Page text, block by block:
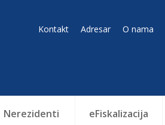
Kontakt Adresar O nama
Nerezidenti eFiskalizacija